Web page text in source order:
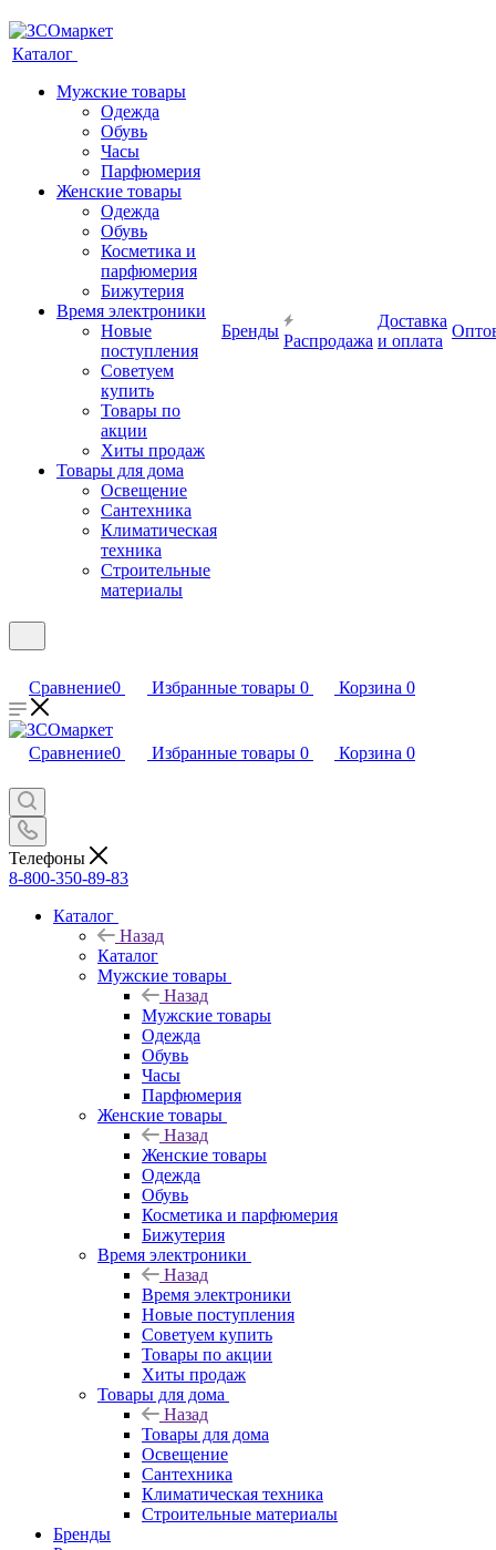
Каталог
Мужские товары
Одежда
Обувь
Часы
Парфюмерия
Женские товары
Одежда
Обувь
Косметика и
парфюмерия
Бижутерия
Время электроники
Новые
поступления
Советуем
купить
Товары по
акции
Хиты продаж
Товары для дома
Освещение
Сантехника
Климатическая
техника
Строительные
материалы
Бренды
Распродажа
Доставка
и оплата
Сравнение0 Избранные товары 0 Корзина 0
Сравнение0 Избранные товары 0 Корзина 0
Телефоны
8-800-350-89-83
Каталог
Назад
Каталог
Мужские товары
Назад
Мужские товары
Одежда
Обувь
Часы
Парфюмерия
Женские товары
Назад
Женские товары
Одежда
Обувь
Косметика и парфюмерия
Бижутерия
Время электроники
Назад
Время электроники
Новые поступления
Советуем купить
Товары по акции
Хиты продаж
Товары для дома
Назад
Товары для дома
Освещение
Сантехника
Климатическая техника
Строительные материалы
Бренды